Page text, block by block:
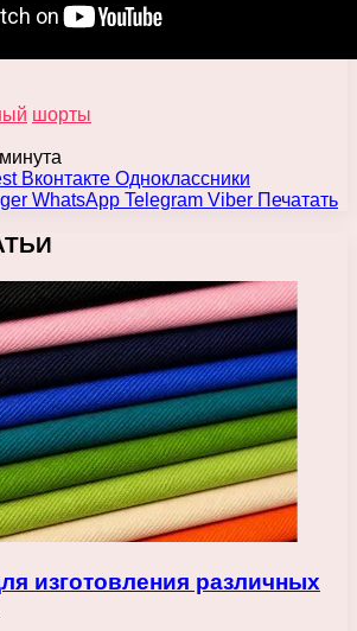
шорты
Вконтакте Одноклассники
WhatsApp Telegram Viber Печатать
изготовления различных